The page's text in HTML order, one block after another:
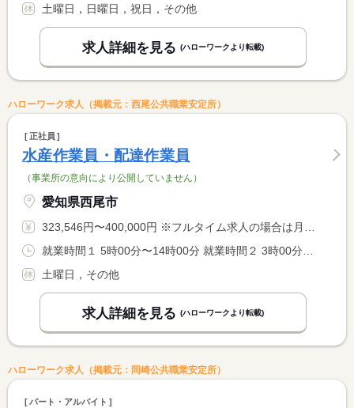
土曜日，日曜日，祝日，その他
求人詳細を見る (ハローワークより転載)
ハローワーク求人（掲載元：西尾公共職業安定所）
正社員
水産作業員・配達作業員
（事業所の意向により公開していません）
愛知県西尾市
323,546円〜400,000円 ※フルタイム求人の場合は月額（換算額）、パート求人の場合は時間額を表示しています。
土曜日，その他
求人詳細を見る (ハローワークより転載)
ハローワーク求人（掲載元：岡崎公共職業安定所）
パート・アルバイト